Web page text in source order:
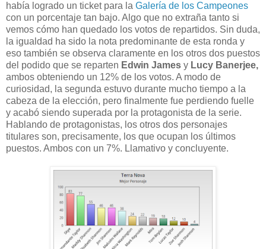
había logrado un ticket para la Galería de los Campeones
con un porcentaje tan bajo. Algo que no extraña tanto si
vemos cómo han quedado los votos de repartidos. Sin duda,
la igualdad ha sido la nota predominante de esta ronda y
eso también se observa claramente en los otros dos puestos
del podido que se reparten Edwin James y Lucy Banerjee,
ambos obteniendo un 12% de los votos. A modo de
curiosidad, la segunda estuvo durante mucho tiempo a la
cabeza de la elección, pero finalmente fue perdiendo fuelle
y acabó siendo superada por la protagonista de la serie.
Hablando de protagonistas, los otros dos personajes
titulares son, precisamente, los que ocupan los últimos
puestos. Ambos con un 7%. Llamativo y concluyente.